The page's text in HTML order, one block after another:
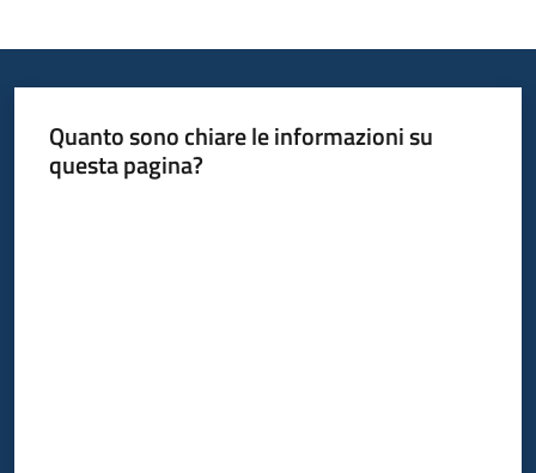
locali
Quanto sono chiare le informazioni su
questa pagina?